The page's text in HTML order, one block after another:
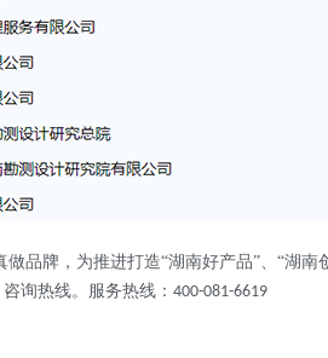
品牌，为推进打造“湖南好产品”、“湖
询热线。服务热线： 400-081-6619